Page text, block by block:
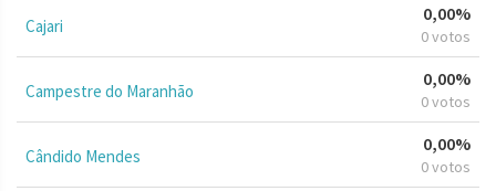
Cajari
0,00%
0 votos
Campestre do Maranhão
0,00%
0 votos
Cândido Mendes
0,00%
0 votos